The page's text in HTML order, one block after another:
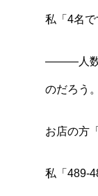
私「4名で
―――人数
のだろう。
お店の方
私「489-